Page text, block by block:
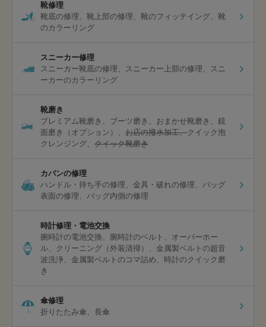
靴修理
靴底の修理
靴上部の修理 靴のフィッテイング
靴
のカラーリング
スニーカー修理
スニーカー靴底の修理
スニーカー上部の修理
スニ
ーカーのカラーリング
靴磨き
プレミアム靴磨き
ブーツ磨き おまかせ靴磨き
鏡
面磨き（オプション）
お店の撥水加工
クイック泡
クレンジング
クイック靴磨き
カバンの修理
ハンドル・持ち手の修理
金具・破れの修理
バッグ
表面の修理
バッグ内側の修理
時計修理・電池交換
腕時計の電池交換
腕時計のベルト
オーバーホー
ル
クリーニング（外装清掃）
金属製ベルトの超音
波洗浄
金属製ベルトのコマ詰め
時計のクイック磨
き
傘修理
折りたたみ傘
長傘